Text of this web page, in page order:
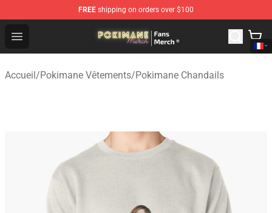
FREE shipping on orders over $100
Open menu
Pokimane Store - Official Pokimane Merchandise Shop
Accueil/Pokimane Vêtements/Pokimane Chandails